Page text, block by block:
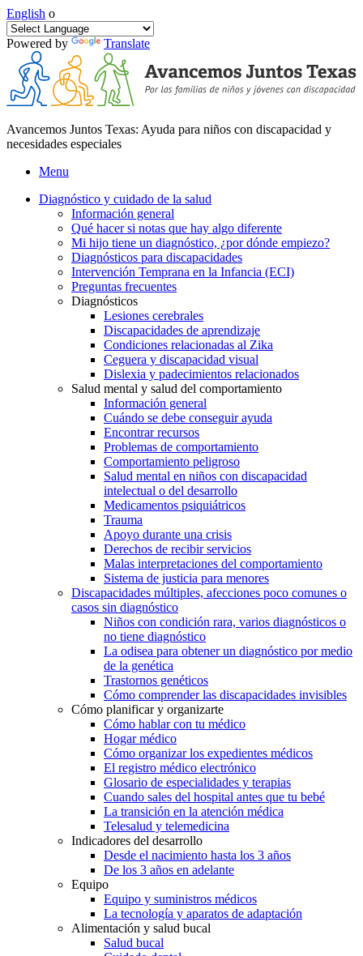
English o
Powered by Translate
Avancemos Juntos Texas: Ayuda para niños con discapacidad y
necesidades especiales
Menu
Diagnóstico y cuidado de la salud
Información general
Qué hacer si notas que hay algo diferente
Mi hijo tiene un diagnóstico, ¿por dónde empiezo?
Diagnósticos para discapacidades
Intervención Temprana en la Infancia (ECI)
Preguntas frecuentes
Diagnósticos
Lesiones cerebrales
Discapacidades de aprendizaje
Condiciones relacionadas al Zika
Ceguera y discapacidad visual
Dislexia y padecimientos relacionados
Salud mental y salud del comportamiento
Información general
Cuándo se debe conseguir ayuda
Encontrar recursos
Problemas de comportamiento
Comportamiento peligroso
Salud mental en niños con discapacidad
intelectual o del desarrollo
Medicamentos psiquiátricos
Trauma
Apoyo durante una crisis
Derechos de recibir servicios
Malas interpretaciones del comportamiento
Sistema de justicia para menores
Discapacidades múltiples, afecciones poco comunes o
casos sin diagnóstico
Niños con condición rara, varios diagnósticos o
no tiene diagnóstico
La odisea para obtener un diagnóstico por medio
de la genética
Trastornos genéticos
Cómo comprender las discapacidades invisibles
Cómo planificar y organizarte
Cómo hablar con tu médico
Hogar médico
Cómo organizar los expedientes médicos
El registro médico electrónico
Glosario de especialidades y terapias
Cuando sales del hospital antes que tu bebé
La transición en la atención médica
Telesalud y telemedicina
Indicadores del desarrollo
Desde el nacimiento hasta los 3 años
De los 3 años en adelante
Equipo
Equipo y suministros médicos
La tecnología y aparatos de adaptación
Alimentación y salud bucal
Salud bucal